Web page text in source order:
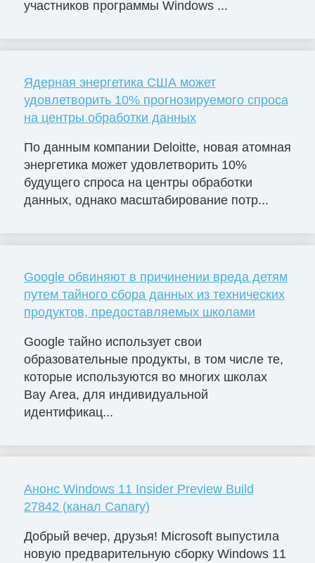
участников программы Windows ...
Ядерная энергетика США может
удовлетворить 10% прогнозируемого спроса
на центры обработки данных
По данным компании Deloitte, новая атомная
энергетика может удовлетворить 10%
будущего спроса на центры обработки
данных, однако масштабирование потр...
Google обвиняют в причинении вреда детям
путем тайного сбора данных из технических
продуктов, предоставляемых школами
Google тайно использует свои
образовательные продукты, в том числе те,
которые используются во многих школах
Bay Area, для индивидуальной
идентификац...
Анонс Windows 11 Insider Preview Build
27842 (канал Canary)
Добрый вечер, друзья! Microsoft выпустила
новую предварительную сборку Windows 11